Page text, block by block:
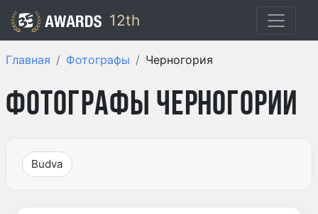
12th
Главная Фотографы Черногория
Фотографы Черногории
Budva